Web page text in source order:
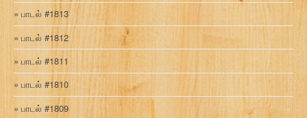
பாடல் #1813
பாடல் #1812
பாடல் #1811
பாடல் #1810
பாடல் #1809